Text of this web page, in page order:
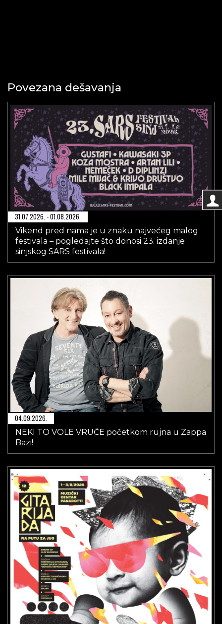
Povezana dešavanja
31.07.2026. - 01.08.2026.
Vikend pred nama je u znaku najvećeg malog
festivala – pogledajte što donosi 23. izdanje
sinjskog SARS festivala!
04.09.2026.
NEKI TO VOLE VRUĆE početkom rujna u Zappa
Bazi!